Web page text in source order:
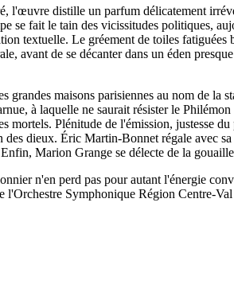
l'œuvre distille un parfum délicatement
se fait le tain des vicissitudes politiques,
textuelle. Le gréement de toiles fatiguées
avant de se décanter dans un éden
maisons parisiennes au nom de la
à laquelle ne saurait résister le
Plénitude de l'émission, justesse
dieux. Éric Martin-Bonnet régale avec
Marion Grange se délecte de la
n'en perd pas pour autant l'énergie
Symphonique Région Centre-